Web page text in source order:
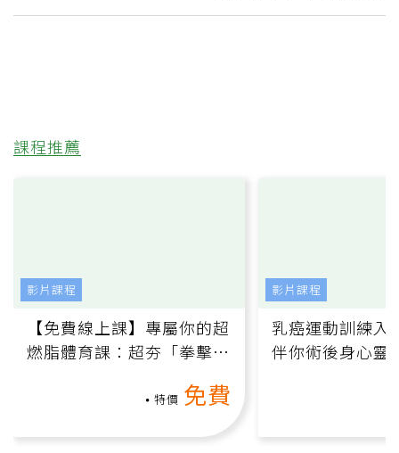
課程推薦
【免費線上課】專屬你的超
燃脂體育課：超夯「拳擊有
特價 免費
影片課程
乳癌運動訓練入
伴你術後身心靈
影片課程